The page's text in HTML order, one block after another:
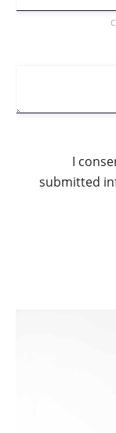
I
submitted